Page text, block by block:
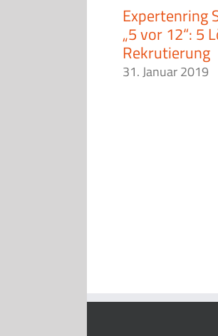
Expertenring
„5 vor 12“: 5
Rekrutierung
31. Januar 2019